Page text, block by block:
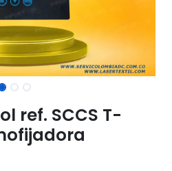
ref. SCCS T-